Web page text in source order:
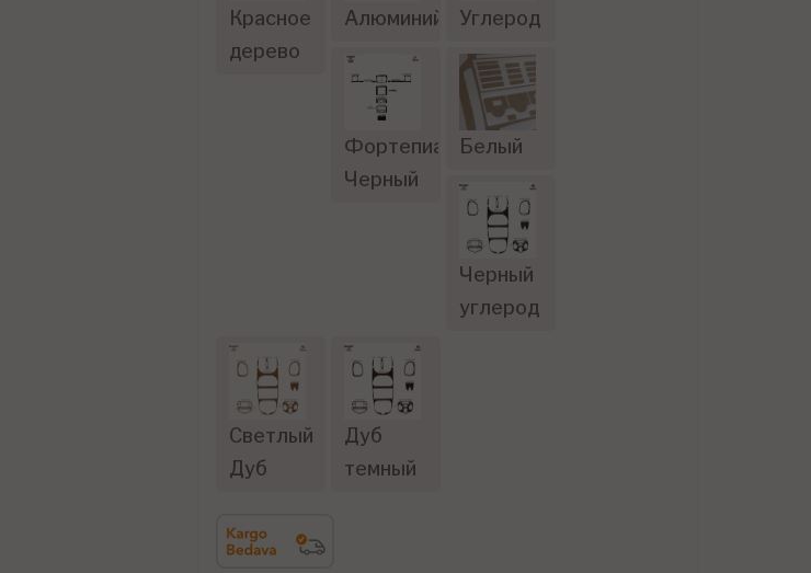
Красное
дерево
Алюминий Углерод
Фортепиано
Черный
Белый
Черный
углерод
Светлый
Дуб
Дуб
темный